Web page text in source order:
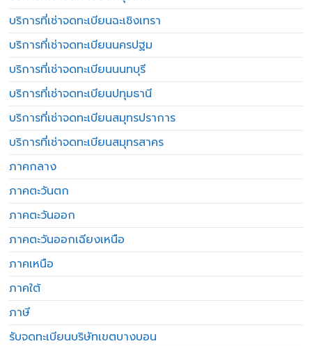
บริการที่เช่าจดทะเบียนฉะเชิงเทรา
บริการที่เช่าจดทะเบียนนครปฐม
บริการที่เช่าจดทะเบียนนนทบุรี
บริการที่เช่าจดทะเบียนปทุมธานี
บริการที่เช่าจดทะเบียนสมุทรปราการ
บริการที่เช่าจดทะเบียนสมุทรสาคร
ภาคกลาง
ภาคตะวันตก
ภาคตะวันออก
ภาคตะวันออกเฉียงเหนือ
ภาคเหนือ
ภาคใต้
ภาษี
รับจดทะเบียนบริษัทเขตบางบอน